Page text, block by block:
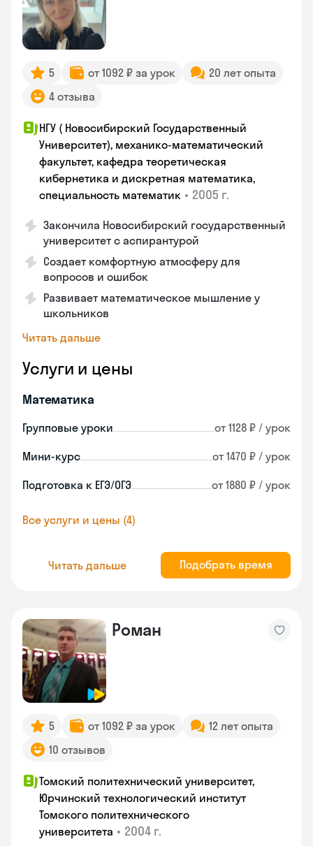
5 от 1092 ₽ за урок
20 лет опыта
4 отзыва
НГУ ( Новосибирский Государственный
Университет), механико-математический
факультет, кафедра теоретическая
кибернетика и дискретная математика,
специальность математик • 2005 г.
Закончилa Новосибирский государственный
университет с аспирантурой
Создает комфортную атмосферу для
вопросов и ошибок
Развивает математическое мышление у
школьников
Читать дальше
Услуги и цены
Математика
Групповые уроки от 1128 ₽ / урок
Мини-курс от 1470 ₽ / урок
Подготовка к ЕГЭ/ОГЭ от 1880 ₽ / урок
Все услуги и цены (4)
Читать дальше Подобрать время
Роман
5 от 1092 ₽ за урок
12 лет опыта
10 отзывов
Томский политехнический университет,
Юрчинский технологический институт
Томского политехнического
университета • 2004 г.